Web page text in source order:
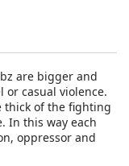
are bigger and
or casual violence.
thick of the fighting
In this way each
oppressor and